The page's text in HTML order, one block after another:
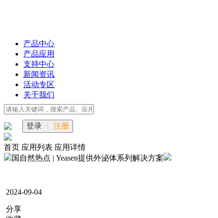
产品中心
产品应用
支持中心
新闻资讯
活动专区
关于我们
登录 注册
首页 应用列表 应用详情
国自然热点 | Yeasen提供外泌体系列解决方案
2024-09-04
分享